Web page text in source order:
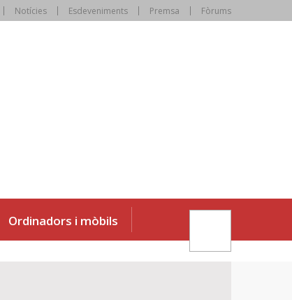
Notícies Esdeveniments Premsa Fòrums
Ordinadors i mòbils